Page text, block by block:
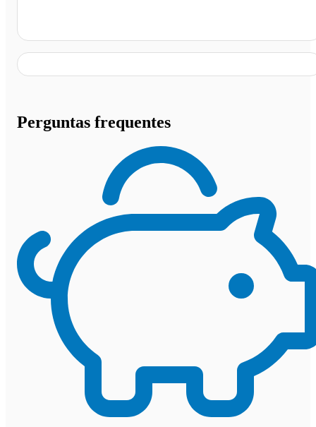
Perguntas frequentes